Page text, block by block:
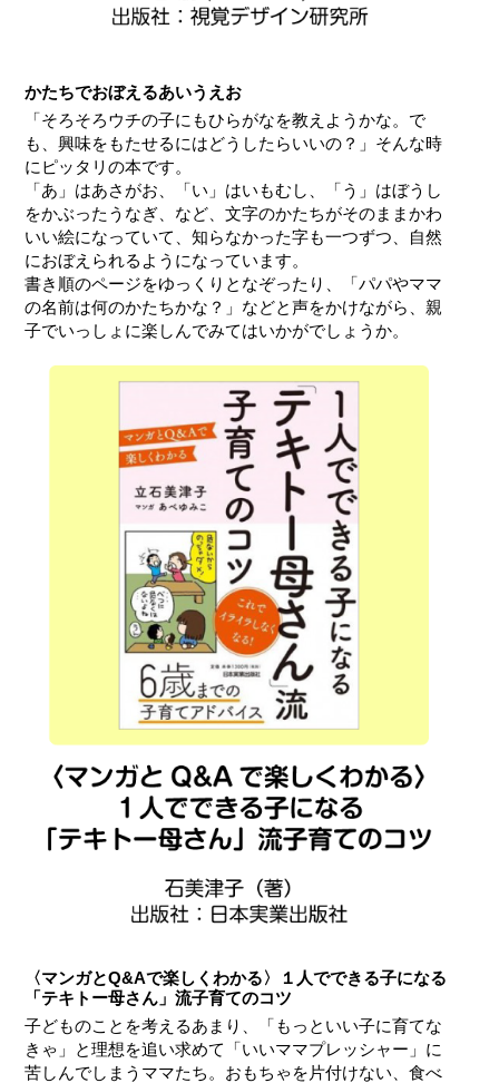
かたちでおぼえるあいうえお
「そろそろウチの子にもひらがなを教えようかな。で
も、興味をもたせるにはどうしたらいいの？」そんな時
にピッタリの本です。
「あ」はあさがお、「い」はいもむし、「う」はぼうし
をかぶったうなぎ、など、文字のかたちがそのままかわ
いい絵になっていて、知らなかった字も一つずつ、自然
におぼえられるようになっています。
書き順のページをゆっくりとなぞったり、「パパやママ
の名前は何のかたちかな？」などと声をかけながら、親
子でいっしょに楽しんでみてはいかがでしょうか。
〈マンガとQ&Aで楽しくわかる〉１人でできる子になる
「テキトー母さん」流子育てのコツ
子どものことを考えるあまり、「もっといい子に育てな
きゃ」と理想を追い求めて「いいママプレッシャー」に
苦しんでしまうママたち。おもちゃを片付けない、食べ